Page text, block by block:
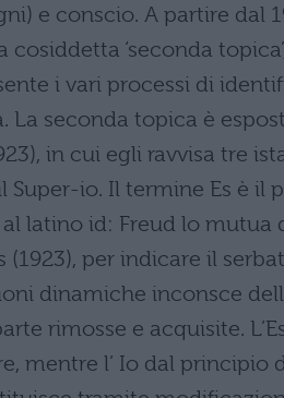
e conscio. A partire dal
cosiddetta ‘seconda
i vari processi di
La seconda topica è
in cui egli ravvisa tre
il Super-io. Il termine Es è
latino id: Freud lo mutua
(1923), per indicare il
dinamiche inconsce
rimosse e acquisite.
mentre l’ Io dal principio